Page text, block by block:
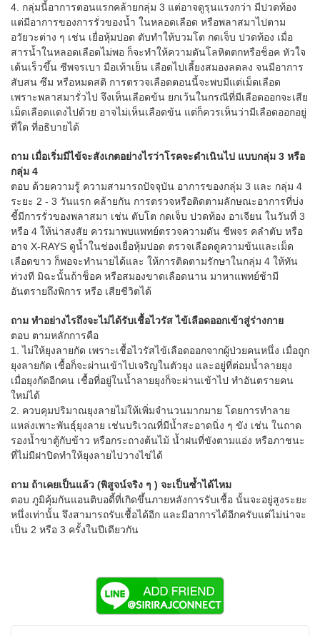
4. กลุ่มนี้อาการตอนแรกคล้ายกลุ่ม 3 แต่อาจดูรุนแรงกว่า มีปวดท้อง
แต่มีอาการของการรั่วของน้ำ ในหลอดเลือด หรือพลาสมาไปตาม
อวัยวะต่าง ๆ เช่น เยื่อหุ้มปอด ตับทำให้บวมโต กดเจ็บ ปวดท้อง เมื่อ
สารน้ำในหลอดเลือดไม่พอ ก็จะทำให้ความดันโลหิตตกหรือช็อค หัวใจ
เต้นเร็วขึ้น ชีพจรเบา มือเท้าเย็น เลือดไปเลี้ยงสมองลดลง จนมีอาการ
สับสน ซึม หรือหมดสติ การตรวจเลือดตอนนี้จะพบมีแต่เม็ดเลือด
เพราะพลาสมารั่วไป จึงเห็นเลือดข้น ยกเว้นในกรณีที่มีเลือดออกจะเสีย
เม็ดเลือดแดงไปด้วย อาจไม่เห็นเลือดข้น แต่ก็ควรเห็นว่ามีเลือดออกอยู่
ที่ใด ที่อธิบายได้
ถาม เมื่อเริ่มมีไข้จะสังเกตอย่างไรว่าโรคจะดำเนินไป แบบกลุ่ม 3 หรือ
กลุ่ม 4
ตอบ ด้วยความรู้ ความสามารถปัจจุบัน อาการของกลุ่ม 3 และ กลุ่ม 4
ระยะ 2 - 3 วันแรก คล้ายกัน การตรวจหรือติดตามลักษณะอาการที่บ่ง
ชี้มีการรั่วของพลาสมา เช่น ตับโต กดเจ็บ ปวดท้อง อาเจียน ในวันที่ 3
หรือ 4 ให้น่าสงสัย ควรมาพบแพทย์ตรวจความดัน ชีพจร คลำตับ หรือ
อาจ X-RAYS ดูน้ำในช่องเยื่อหุ้มปอด ตรวจเลือดดูความข้นและเม็ด
เลือดขาว ก็พอจะทำนายได้และ ให้การติดตามรักษาในกลุ่ม 4 ให้ทัน
ท่วงที มิฉะนั้นถ้าช็อค หรือสมองขาดเลือดนาน มาหาแพทย์ช้ามี
อันตรายถึงพิการ หรือ เสียชีวิตได้
ถาม ทำอย่างไรถึงจะไม่ได้รับเชื้อไวรัส ไข้เลือดออกเข้าสู่ร่างกาย
ตอบ ตามหลักการคือ
1. ไม่ให้ยุงลายกัด เพราะเชื้อไวรัสไข้เลือดออกจากผู้ป่วยคนหนึ่ง เมื่อถูก
ยุงลายกัด เชื้อก็จะผ่านเข้าไปเจริญในตัวยุง และอยู่ที่ต่อมน้ำลายยุง
เมื่อยุงกัดอีกคน เชื้อที่อยู่ในน้ำลายยุงก็จะผ่านเข้าไป ทำอันตรายคน
ใหม่ได้
2. ควบคุมปริมาณยุงลายไม่ให้เพิ่มจำนวนมากมาย โดยการทำลาย
แหล่งเพาะพันธุ์ยุงลาย เช่นบริเวณที่มีน้ำสะอาดนิ่ง ๆ ขัง เช่น ในถาด
รองน้ำขาตู้กับข้าว หรือกระถางต้นไม้ น้ำฝนที่ขังตามแอ่ง หรือภาชนะ
ที่ไม่มีฝาปิดทำให้ยุงลายไปวางไข่ได้
ถาม ถ้าเคยเป็นแล้ว (พิสูจน์จริง ๆ ) จะเป็นซ้ำได้ไหม
ตอบ ภูมิคุ้มกันแอนติบอดี้ที่เกิดขึ้นภายหลังการรับเชื้อ นั้นจะอยู่สูงระยะ
หนึ่งเท่านั้น จึงสามารถรับเชื้อได้อีก และมีอาการได้อีกครับแต่ไม่น่าจะ
เป็น 2 หรือ 3 ครั้งในปีเดียวกัน